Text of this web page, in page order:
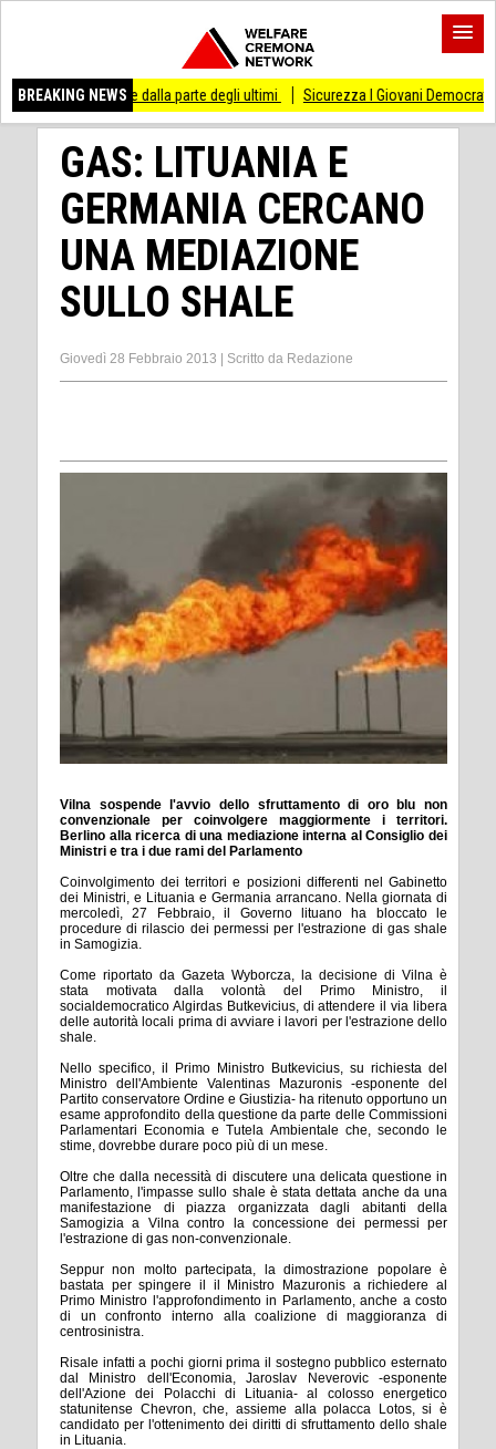
BREAKING NEWS
di stare dalla parte degli ultimi Sicurezza I Giovani Democratici ribattono
GAS: LITUANIA E
GERMANIA CERCANO
UNA MEDIAZIONE
SULLO SHALE
Giovedì 28 Febbraio 2013 Scritto da Redazione
Vilna sospende l'avvio dello sfruttamento di oro blu non
convenzionale per coinvolgere maggiormente i territori.
Berlino alla ricerca di una mediazione interna al Consiglio dei
Ministri e tra i due rami del Parlamento
Coinvolgimento dei territori e posizioni differenti nel Gabinetto
dei Ministri, e Lituania e Germania arrancano. Nella giornata di
mercoledì, 27 Febbraio, il Governo lituano ha bloccato le
procedure di rilascio dei permessi per l'estrazione di gas shale
in Samogizia.
Come riportato da Gazeta Wyborcza, la decisione di Vilna è
stata motivata dalla volontà del Primo Ministro, il
socialdemocratico Algirdas Butkevicius, di attendere il via libera
delle autorità locali prima di avviare i lavori per l'estrazione dello
shale.
Nello specifico, il Primo Ministro Butkevicius, su richiesta del
Ministro dell'Ambiente Valentinas Mazuronis -esponente del
Partito conservatore Ordine e Giustizia- ha ritenuto opportuno un
esame approfondito della questione da parte delle Commissioni
Parlamentari Economia e Tutela Ambientale che, secondo le
stime, dovrebbe durare poco più di un mese.
Oltre che dalla necessità di discutere una delicata questione in
Parlamento, l'impasse sullo shale è stata dettata anche da una
manifestazione di piazza organizzata dagli abitanti della
Samogizia a Vilna contro la concessione dei permessi per
l'estrazione di gas non-convenzionale.
Seppur non molto partecipata, la dimostrazione popolare è
bastata per spingere il il Ministro Mazuronis a richiedere al
Primo Ministro l'approfondimento in Parlamento, anche a costo
di un confronto interno alla coalizione di maggioranza di
centrosinistra.
Risale infatti a pochi giorni prima il sostegno pubblico esternato
dal Ministro dell'Economia, Jaroslav Neverovic -esponente
dell'Azione dei Polacchi di Lituania- al colosso energetico
statunitense Chevron, che, assieme alla polacca Lotos, si è
candidato per l'ottenimento dei diritti di sfruttamento dello shale
in Lituania.